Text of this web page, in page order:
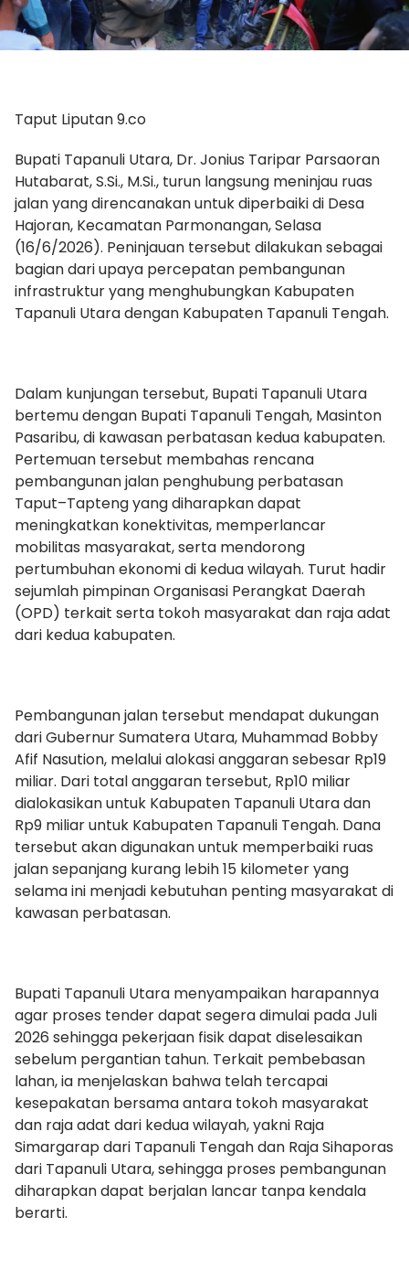
Taput Liputan 9.co
‎Bupati Tapanuli Utara, Dr. Jonius Taripar Parsaoran
Hutabarat, S.Si., M.Si., turun langsung meninjau ruas
jalan yang direncanakan untuk diperbaiki di Desa
Hajoran, Kecamatan Parmonangan, Selasa
(16/6/2026). Peninjauan tersebut dilakukan sebagai
bagian dari upaya percepatan pembangunan
infrastruktur yang menghubungkan Kabupaten
Tapanuli Utara dengan Kabupaten Tapanuli Tengah.
‎Dalam kunjungan tersebut, Bupati Tapanuli Utara
bertemu dengan Bupati Tapanuli Tengah, Masinton
Pasaribu, di kawasan perbatasan kedua kabupaten.
Pertemuan tersebut membahas rencana
pembangunan jalan penghubung perbatasan
Taput–Tapteng yang diharapkan dapat
meningkatkan konektivitas, memperlancar
mobilitas masyarakat, serta mendorong
pertumbuhan ekonomi di kedua wilayah. Turut hadir
sejumlah pimpinan Organisasi Perangkat Daerah
(OPD) terkait serta tokoh masyarakat dan raja adat
dari kedua kabupaten.
‎Pembangunan jalan tersebut mendapat dukungan
dari Gubernur Sumatera Utara, Muhammad Bobby
Afif Nasution, melalui alokasi anggaran sebesar Rp19
miliar. Dari total anggaran tersebut, Rp10 miliar
dialokasikan untuk Kabupaten Tapanuli Utara dan
Rp9 miliar untuk Kabupaten Tapanuli Tengah. Dana
tersebut akan digunakan untuk memperbaiki ruas
jalan sepanjang kurang lebih 15 kilometer yang
selama ini menjadi kebutuhan penting masyarakat di
kawasan perbatasan.
‎Bupati Tapanuli Utara menyampaikan harapannya
agar proses tender dapat segera dimulai pada Juli
2026 sehingga pekerjaan fisik dapat diselesaikan
sebelum pergantian tahun. Terkait pembebasan
lahan, ia menjelaskan bahwa telah tercapai
kesepakatan bersama antara tokoh masyarakat
dan raja adat dari kedua wilayah, yakni Raja
Simargarap dari Tapanuli Tengah dan Raja Sihaporas
dari Tapanuli Utara, sehingga proses pembangunan
diharapkan dapat berjalan lancar tanpa kendala
berarti.